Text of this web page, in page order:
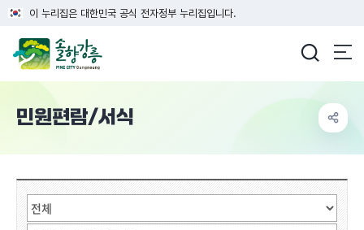
이 누리집은 대한민국 공식 전자정부 누리집입니다.
민원편람/서식